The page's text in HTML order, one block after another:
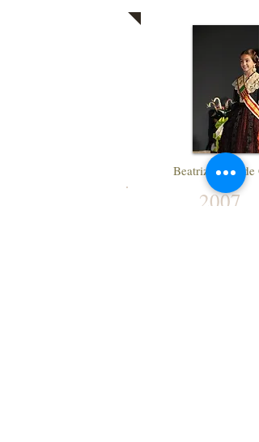
Beatriz Iturralde
2007